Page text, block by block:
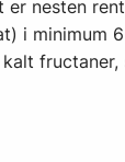
nesten
i minimum
fructaner,